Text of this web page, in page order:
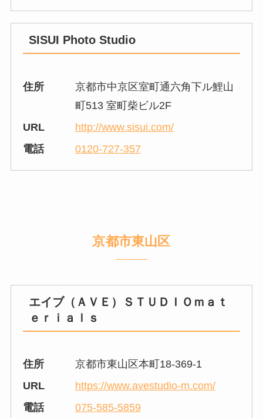
SISUI Photo Studio
住所
京都市中京区室町通六角下ル鯉山
町513 室町柴ビル2F
URL
http://www.sisui.com/
電話
0120-727-357
京都市東山区
エイブ（ＡＶＥ）ＳＴＵＤＩＯｍａｔ
ｅｒｉａｌｓ
住所
京都市東山区本町18-369-1
URL
https://www.avestudio-m.com/
電話
075-585-5859